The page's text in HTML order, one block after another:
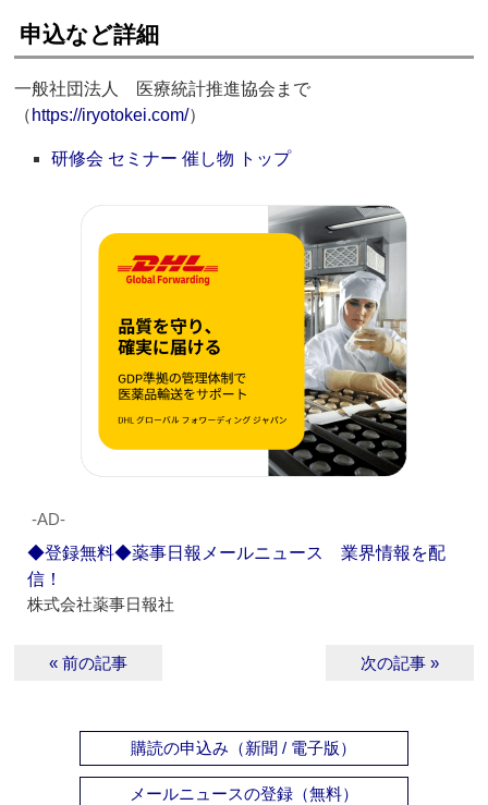
申込など詳細
一般社団法人 医療統計推進協会まで
（ https://iryotokei.com/）
研修会 セミナー 催し物 トップ
‐AD‐
◆登録無料◆薬事日報メールニュース 業界情報を配
信！
株式会社薬事日報社
« 前の記事 次の記事 »
購読の申込み（新聞 / 電子版）
メールニュースの登録（無料）